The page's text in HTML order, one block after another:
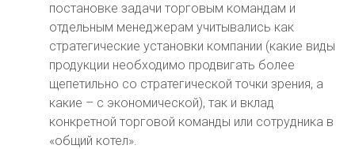
постановке задачи торговым командам и
отдельным менеджерам учитывались как
стратегические установки компании (какие виды
продукции необходимо продвигать более
щепетильно со стратегической точки зрения, а
какие – с экономической), так и вклад
конкретной торговой команды или сотрудника в
«общий котел».